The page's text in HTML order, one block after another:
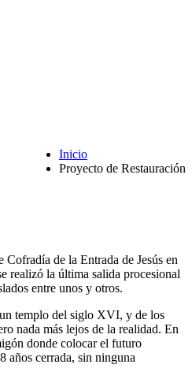
Inicio
Proyecto de Restauración
de la Entrada de Jesús en
realizó la última salida procesional
entre unos y otros.
templo del siglo XVI, y de los
nada más lejos de la realidad. En
donde colocar el futuro
años cerrada, sin ninguna